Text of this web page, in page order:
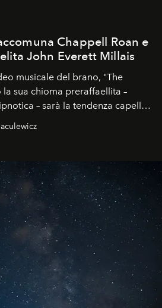
Chappell Roan e
John Everett Millais
musicale del brano, "The
sua chioma preraffaellita –
– sarà la tendenza capelli